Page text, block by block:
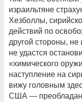
израильтяне
Хезболлы,
действий по
другой стороны,
не удастся
«химического
наступление на
вижу головным
США —